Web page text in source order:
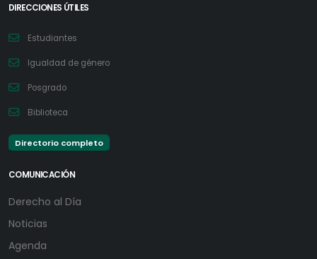
DIRECCIONES ÚTILES
Estudiantes
Igualdad de género
Posgrado
Biblioteca
Directorio completo
COMUNICACIÓN
Derecho al Día
Noticias
Agenda